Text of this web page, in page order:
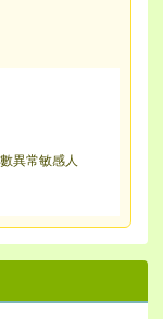
異常敏感人